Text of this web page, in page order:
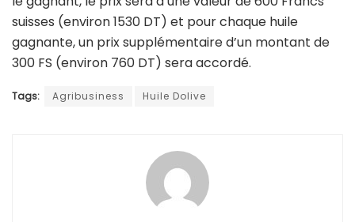
suisses (environ 1530 DT) et pour chaque huile
gagnante, un prix supplémentaire d’un montant de
300 FS (environ 760 DT) sera accordé.
Tags: Agribusiness Huile Dolive